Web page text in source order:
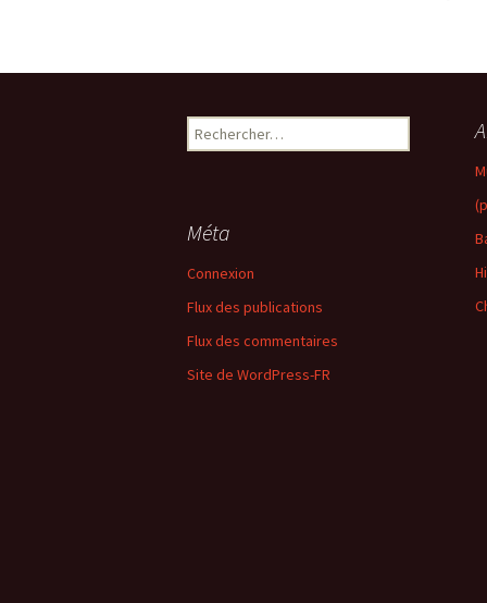
Rechercher :
Méta
Connexion
Flux des publications
Flux des commentaires
Site de WordPress-FR